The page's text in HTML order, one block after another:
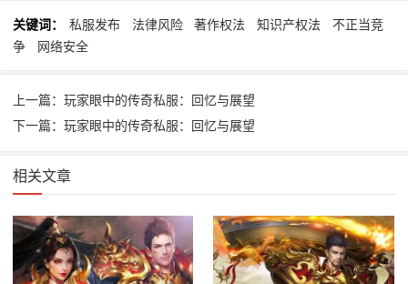
关键词： 私服发布 法律风险 著作权法 知识产权法
不正当竞
争
网络安全
上一篇：玩家眼中的传奇私服：回忆与展望
下一篇：玩家眼中的传奇私服：回忆与展望
相关文章